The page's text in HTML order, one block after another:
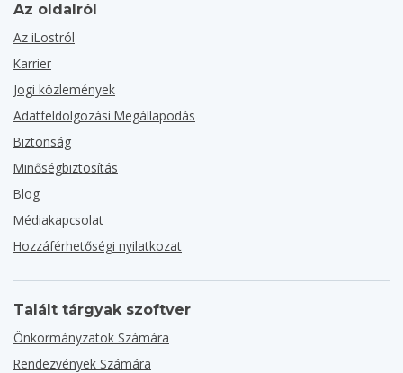
Az oldalról
Az iLostról
Karrier
Jogi közlemények
Adatfeldolgozási Megállapodás
Biztonság
Minőségbiztosítás
Blog
Médiakapcsolat
Hozzáférhetőségi nyilatkozat
Talált tárgyak szoftver
Önkormányzatok Számára
Rendezvények Számára